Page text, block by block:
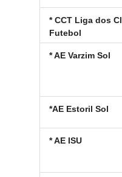
* CCT Liga dos
Futebol
* AE Varzim Sol
*AE Estoril Sol
* AE ISU